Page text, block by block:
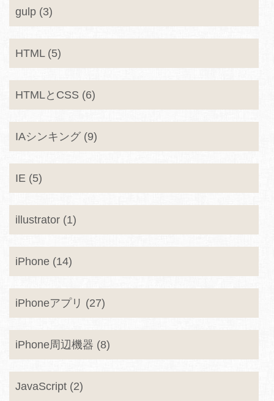
gulp (3)
HTML (5)
HTMLとCSS (6)
IAシンキング (9)
IE (5)
illustrator (1)
iPhone (14)
iPhoneアプリ (27)
iPhone周辺機器 (8)
JavaScript (2)